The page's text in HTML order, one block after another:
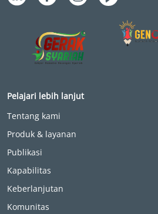
Pelajari lebih lanjut
Tentang kami
Produk & layanan
Publikasi
Kapabilitas
Keberlanjutan
Komunitas